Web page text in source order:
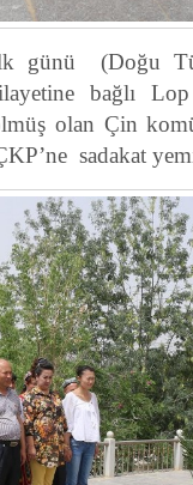
ilk günü (Doğu
bağlı
olan Çin
sadakat